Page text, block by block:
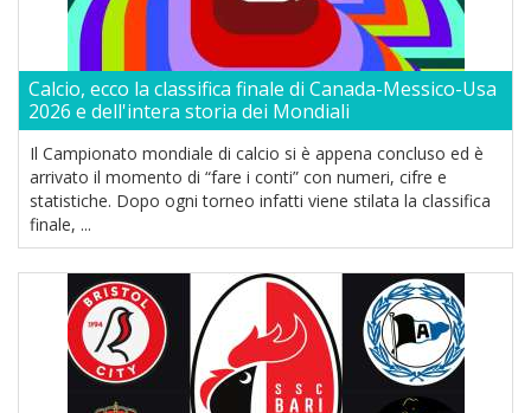
Calcio, ecco la classifica finale di Canada-Messico-Usa
2026 e dell'intera storia dei Mondiali
Il Campionato mondiale di calcio si è appena concluso ed è
arrivato il momento di “fare i conti” con numeri, cifre e
statistiche. Dopo ogni torneo infatti viene stilata la classifica
finale, ...